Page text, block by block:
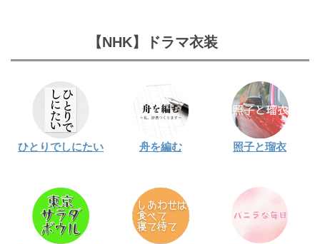
【NHK】ドラマ衣装
ひとりでしにたい 舟を編む 照子と瑠衣